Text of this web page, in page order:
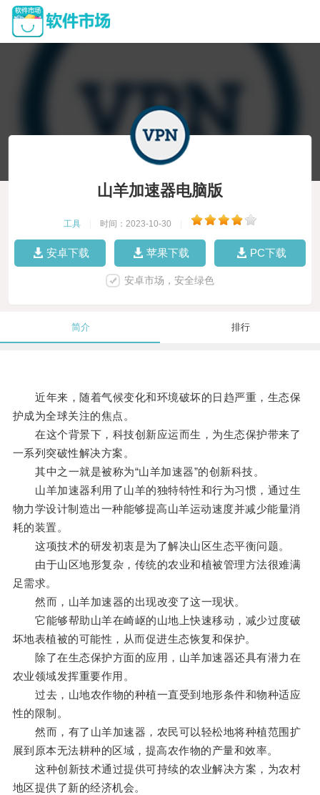
山羊加速器电脑版
工具 时间：2023-10-30
安卓下载 苹果下载 PC下载
安卓市场，安全绿色
简介 排行
近年来，随着气候变化和环境破坏的日趋严重，生态保
护成为全球关注的焦点。
在这个背景下，科技创新应运而生，为生态保护带来了
一系列突破性解决方案。
其中之一就是被称为“山羊加速器”的创新科技。
山羊加速器利用了山羊的独特特性和行为习惯，通过生
物力学设计制造出一种能够提高山羊运动速度并减少能量消
耗的装置。
这项技术的研发初衷是为了解决山区生态平衡问题。
由于山区地形复杂，传统的农业和植被管理方法很难满
足需求。
然而，山羊加速器的出现改变了这一现状。
它能够帮助山羊在崎岖的山地上快速移动，减少过度破
坏地表植被的可能性，从而促进生态恢复和保护。
除了在生态保护方面的应用，山羊加速器还具有潜力在
农业领域发挥重要作用。
过去，山地农作物的种植一直受到地形条件和物种适应
性的限制。
然而，有了山羊加速器，农民可以轻松地将种植范围扩
展到原本无法耕种的区域，提高农作物的产量和效率。
这种创新技术通过提供可持续的农业解决方案，为农村
地区提供了新的经济机会。